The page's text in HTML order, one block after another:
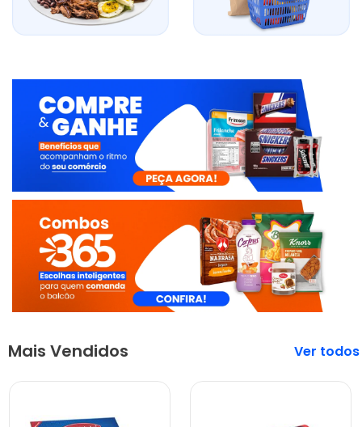
Mais Vendidos